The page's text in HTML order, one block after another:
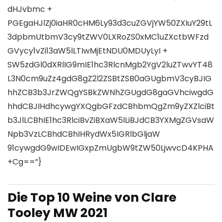
dHJvbmc +
PGEgaHJlZj0iaHR0cHM6Ly93d3cuZGVjYW50ZXIuY29tL
3dpbmUtbmV3cy9tZWV0LXRoZS0xMC1uZXctbWFzd
GVycy1vZi13aW5lLTIwMjEtNDU0MDUyLyI +
SW5zdGl0dXRlIG9mIE1hc3RlcnMgb2YgV2luZTwvYT48
L3N0cm9uZz4gdG8gZ2l2ZSBtZSB0aGUgbmV3cyBJIG
hhZCB3b3JrZWQgYSBkZWNhZGUgdG8gaGVhciwgdG
hhdCBJIHdhcywgYXQgbGFzdCBhbmQgZm9yZXZlciBt
b3JlLCBhIE1hc3RlciBvZiBXaW5lLiBJdCB3YXMgZGVsaW
Npb3VzLCBhdCBhIHRydWx5IGRlbGljaW
91cywgdG9wIDEwIGxpZmUgbW9tZW50LjwvcD4KPHA
+Cg==”}
Die Top 10 Weine von Clare
Tooley MW 2021